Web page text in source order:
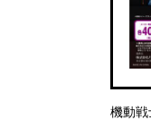
機動